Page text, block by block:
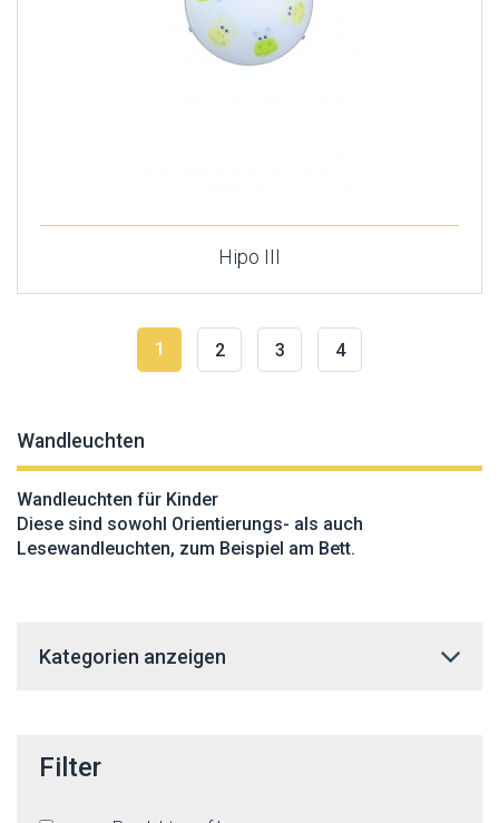
Hipo III
1 2 3 4
Wandleuchten
Wandleuchten für Kinder
Diese sind sowohl Orientierungs- als auch
Lesewandleuchten, zum Beispiel am Bett.
Kategorien anzeigen
Filter